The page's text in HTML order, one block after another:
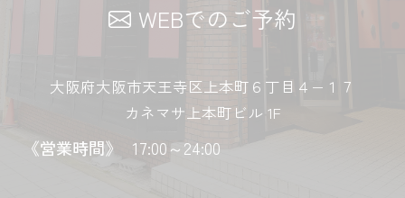
WEBでのご予約
大阪府大阪市天王寺区上本町６丁目４−１７
カネマサ上本町ビル 1F
《営業時間》 17:00～24:00